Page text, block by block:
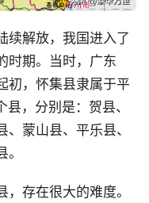
续解放，我国进入了
时期。当时，广东
初，怀集县隶属于平
，分别是：贺县、
蒙山县、平乐县、
存在很大的难度。